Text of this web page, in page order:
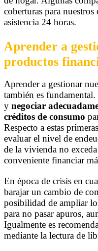
coberturas para
asistencia 24 horas.
Aprender a
productos
Aprender a gestionar
también es
y negociar
créditos de consumo
Respecto a estas
evaluar el nivel de
de la vivienda no
conveniente financiar
En época de crisis en
barajar un cambio de
posibilidad de ampliar
para no pasar apuros,
Igualmente es
mediante la lectura de